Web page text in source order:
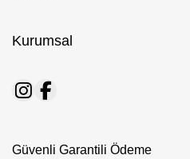
Kurumsal
Güvenli Garantili Ödeme